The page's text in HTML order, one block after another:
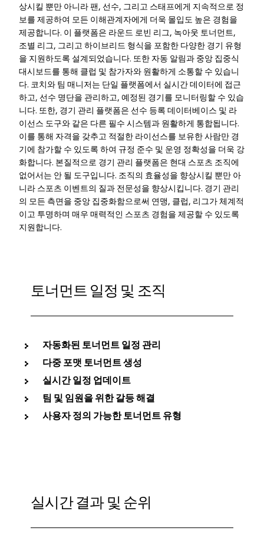
상시킬 뿐만 아니라 팬, 선수, 그리고 스태프에게 지속적으로 정
보를 제공하여 모든 이해관계자에게 더욱 몰입도 높은 경험을
제공합니다. 이 플랫폼은 라운드 로빈 리그, 녹아웃 토너먼트,
조별 리그, 그리고 하이브리드 형식을 포함한 다양한 경기 유형
을 지원하도록 설계되었습니다. 또한 자동 알림과 중앙 집중식
대시보드를 통해 클럽 및 참가자와 원활하게 소통할 수 있습니
다. 코치와 팀 매니저는 단일 플랫폼에서 실시간 데이터에 접근
하고, 선수 명단을 관리하고, 예정된 경기를 모니터링할 수 있습
니다. 또한, 경기 관리 플랫폼은 선수 등록 데이터베이스 및 라
이선스 도구와 같은 다른 필수 시스템과 원활하게 통합됩니다.
이를 통해 자격을 갖추고 적절한 라이선스를 보유한 사람만 경
기에 참가할 수 있도록 하여 규정 준수 및 운영 정확성을 더욱 강
화합니다. 본질적으로 경기 관리 플랫폼은 현대 스포츠 조직에
없어서는 안 될 도구입니다. 조직의 효율성을 향상시킬 뿐만 아
니라 스포츠 이벤트의 질과 전문성을 향상시킵니다. 경기 관리
의 모든 측면을 중앙 집중화함으로써 연맹, 클럽, 리그가 체계적
이고 투명하며 매우 매력적인 스포츠 경험을 제공할 수 있도록
지원합니다.
토너먼트 일정 및 조직
자동화된 토너먼트 일정 관리
다중 포맷 토너먼트 생성
실시간 일정 업데이트
팀 및 임원을 위한 갈등 해결
사용자 정의 가능한 토너먼트 유형
실시간 결과 및 순위